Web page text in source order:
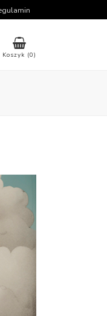
Koszyk (0)